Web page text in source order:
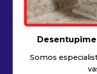
Somos